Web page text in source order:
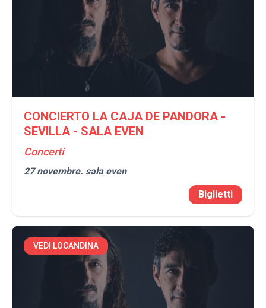
CONCIERTO LA CAJA DE PANDORA -
SEVILLA - SALA EVEN
Concerti
27 novembre. sala even
Biglietti
VEDI LOCANDINA